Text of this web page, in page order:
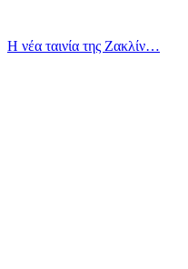
Η νέα ταινία της Ζακλίν…